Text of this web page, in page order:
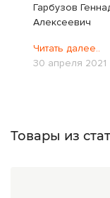
Гарбузов
Алексеевич
Читать далее..
30 апреля 2021
Товары из